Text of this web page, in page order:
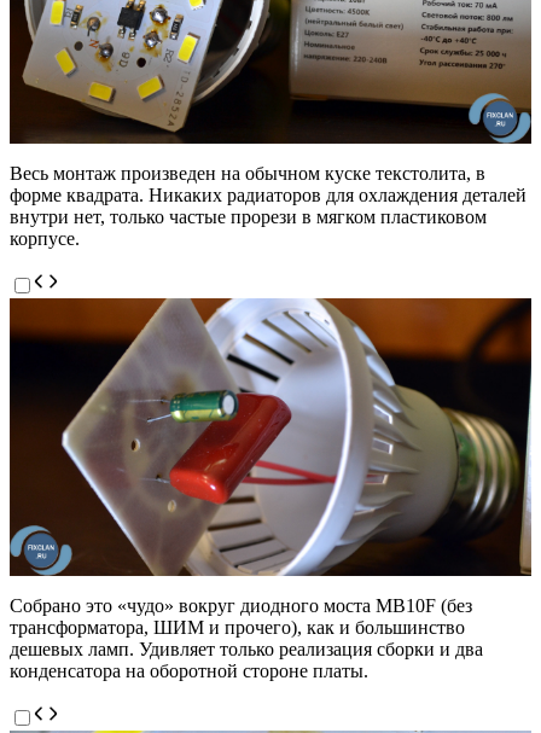
Весь монтаж произведен на обычном куске текстолита, в
форме квадрата. Никаких радиаторов для охлаждения деталей
внутри нет, только частые прорези в мягком пластиковом
корпусе.
Собрано это «чудо» вокруг диодного моста MB10F (без
трансформатора, ШИМ и прочего), как и большинство
дешевых ламп. Удивляет только реализация сборки и два
конденсатора на оборотной стороне платы.